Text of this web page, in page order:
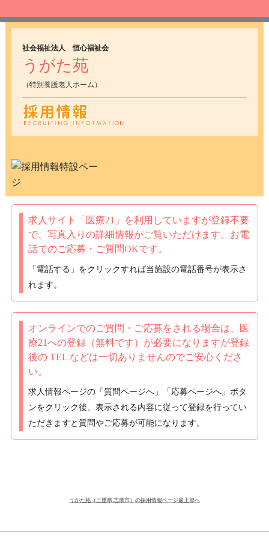
社会福祉法人 恒心福祉会
うがた苑
（特別養護老人ホーム）
求人サイト「医療21」を利用していますが登録不要
で、写真入りの詳細情報がご覧いただけます。 お電
話でのご応募・ご質問OKです。
「電話する」をクリックすれば当施設の電話番号が表示さ
れます。
オンラインでのご質問・ご応募をされる場合は、 医
療21への登録（無料です）が必要になりますが登録
後の TEL などは一切ありませんのでご安心くださ
い。
求人情報ページの「質問ページへ」「応募ページへ」ボタ
ンをクリック後、表示される内容に従って登録を行ってい
ただきますと質問やご応募が可能になります。
うがた苑（三重県 志摩市）の採用情報ページ最上部へ